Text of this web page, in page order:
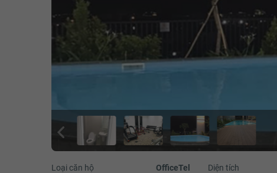
Loại căn hộ OfficeTel Diện tích